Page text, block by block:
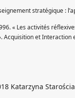
stratégique :
« Les activités
Acquisition et Interaction
Katarzyna